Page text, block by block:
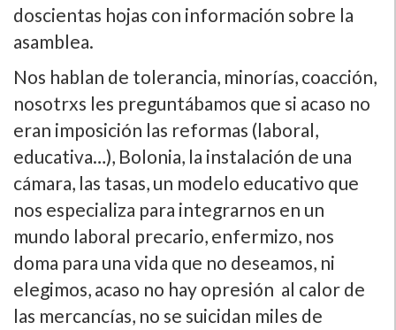
doscientas hojas con información sobre la
asamblea.
Nos hablan de tolerancia, minorí­as, coacción,
nosotrxs les preguntábamos que si acaso no
eran imposición las reformas (laboral,
educativa…), Bolonia, la instalación de una
cámara, las tasas, un modelo educativo que
nos especializa para integrarnos en un
mundo laboral precario, enfermizo, nos
doma para una vida que no deseamos, ni
elegimos, acaso no hay opresión al calor de
las mercancí­as, no se suicidan miles de